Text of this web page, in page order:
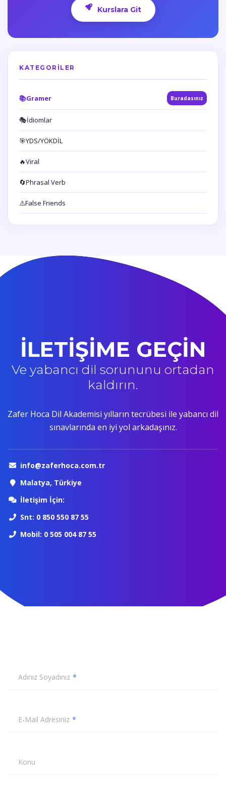
Kurslara Git
KATEGORILER
📚Gramer Buradasınız
🎭İdiomlar
🎯YDS/YÖKDİL
🔥Viral
🔄Phrasal Verb
⚠️False Friends
İLETİŞİME GEÇİN
Ve yabancı dil sorununu ortadan
kaldırın.
Zafer Hoca Dil Akademisi yılların tecrübesi ile yabancı dil
sınavlarında en iyi yol arkadaşınız.
info@zaferhoca.com.tr
Malatya, Türkiye
İletişim İçin:
Snt: 0 850 550 87 55
Mobil: 0 505 004 87 55
Adınız Soyadınız
E-Mail Adresiniz
Konu